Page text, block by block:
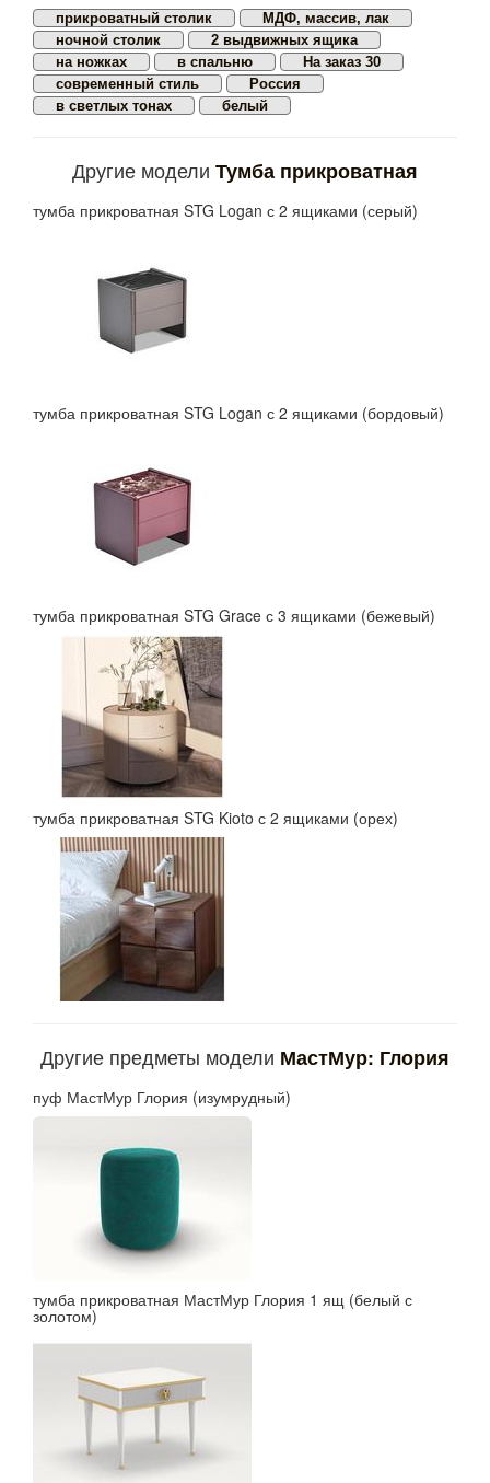
прикроватный столик
МДФ, массив, лак
ночной столик
2 выдвижных ящика
на ножках
в спальню
На заказ 30
современный стиль
Россия
в светлых тонах
белый
Другие модели Тумба прикроватная
тумба прикроватная STG Logan с 2 ящиками (серый)
тумба прикроватная STG Logan с 2 ящиками (бордовый)
тумба прикроватная STG Grace с 3 ящиками (бежевый)
тумба прикроватная STG Kioto с 2 ящиками (орех)
Другие предметы модели МастМур: Глория
пуф МастМур Глория (изумрудный)
тумба прикроватная МастМур Глория 1 ящ (белый с
золотом)